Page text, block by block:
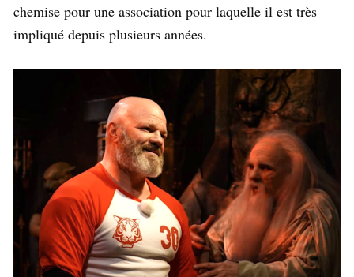
chemise pour une association pour laquelle il est très
impliqué depuis plusieurs années.